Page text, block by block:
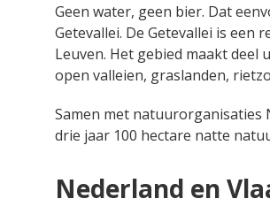
Geen water, geen bier. Dat
Getevallei. De Getevallei is
Leuven. Het gebied maakt deel
open valleien, graslanden,
Samen met natuurorganisaties
drie jaar 100 hectare natte
Nederland en